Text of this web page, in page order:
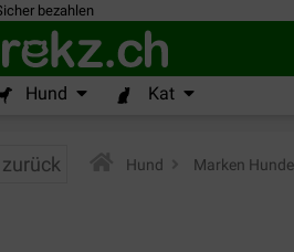
bezahlen
Hund Kat
zurück Hund Marken